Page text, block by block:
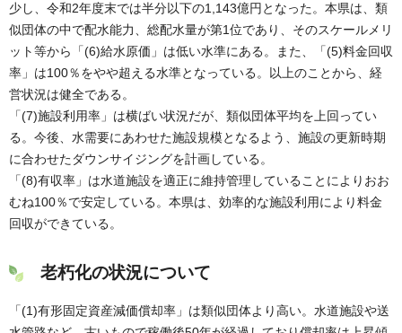
少し、令和2年度末では半分以下の1,143億円となった。本県は、類
似団体の中で配水能力、総配水量が第1位であり、そのスケールメリ
ット等から「(6)給水原価」は低い水準にある。また、「(5)料金回収
率」は100％をやや超える水準となっている。以上のことから、経
営状況は健全である。
「(7)施設利用率」は横ばい状況だが、類似団体平均を上回ってい
る。今後、水需要にあわせた施設規模となるよう、施設の更新時期
に合わせたダウンサイジングを計画している。
「(8)有収率」は水道施設を適正に維持管理していることによりおお
むね100％で安定している。本県は、効率的な施設利用により料金
回収ができている。
老朽化の状況について
「(1)有形固定資産減価償却率」は類似団体より高い。水道施設や送